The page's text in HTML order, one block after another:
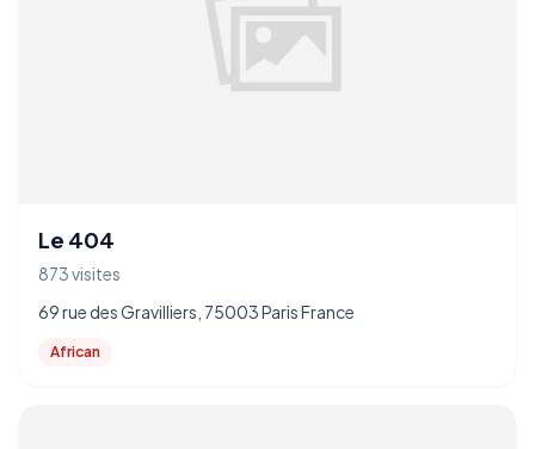
Le 404
873 visites
69 rue des Gravilliers, 75003 Paris France
African